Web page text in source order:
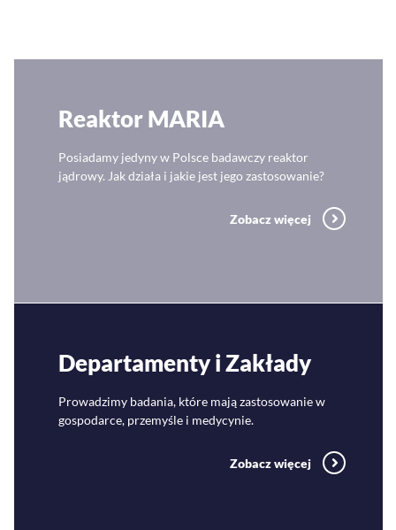
Reaktor MARIA
Posiadamy jedyny w Polsce badawczy reaktor
jądrowy. Jak działa i jakie jest jego zastosowanie?
Zobacz więcej
Departamenty i Zakłady
Prowadzimy badania, które mają zastosowanie w
gospodarce, przemyśle i medycynie.
Zobacz więcej